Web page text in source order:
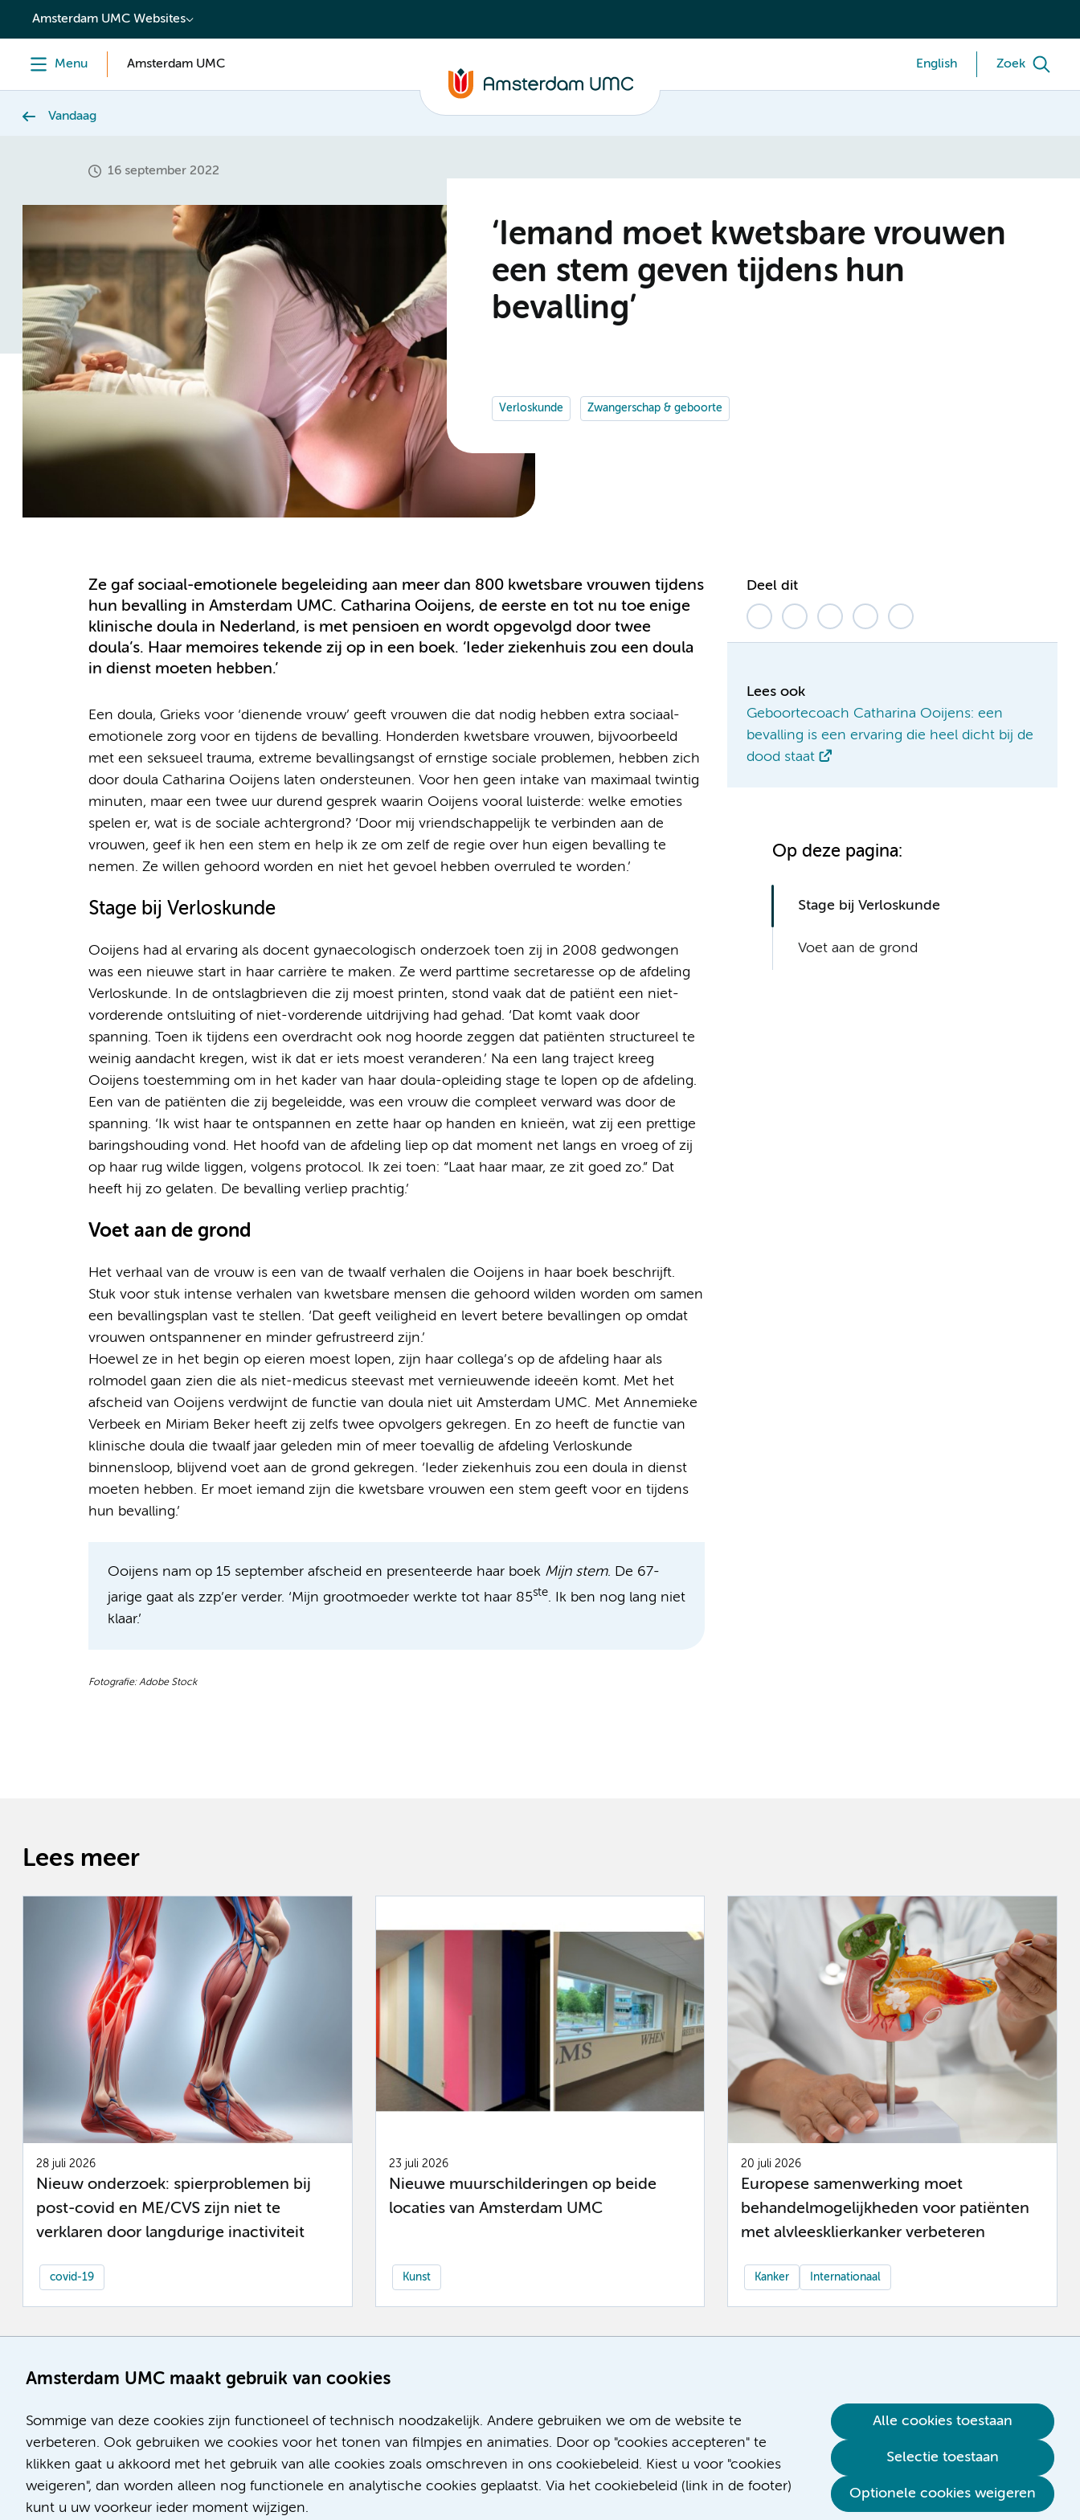
content
Amsterdam UMC maakt gebruik van cookies
Sommige van deze cookies zijn functioneel of technisch noodzakelijk. Andere gebruiken we om de website te
verbeteren. Ook gebruiken we cookies voor het tonen van filmpjes en animaties. Door op "cookies accepteren" te
klikken gaat u akkoord met het gebruik van alle cookies zoals omschreven in ons cookiebeleid. Kiest u voor "cookies
weigeren", dan worden alleen nog functionele en analytische cookies geplaatst. Via het cookiebeleid (link in de footer)
kunt u uw voorkeur ieder moment wijzigen.
Alle cookies toestaan
Selectie toestaan
Optionele cookies weigeren
Amsterdam UMC Websites
Menu Amsterdam UMC English Zoek
Vandaag
16 september 2022
‘Iemand moet kwetsbare vrouwen
een stem geven tijdens hun
bevalling’
Verloskunde Zwangerschap & geboorte
Ze gaf sociaal-emotionele begeleiding aan meer dan 800 kwetsbare vrouwen tijdens
hun bevalling in Amsterdam UMC. Catharina Ooijens, de eerste en tot nu toe enige
klinische doula in Nederland, is met pensioen en wordt opgevolgd door twee
doula’s. Haar memoires tekende zij op in een boek. ‘Ieder ziekenhuis zou een doula
in dienst moeten hebben.’
Een doula, Grieks voor ‘dienende vrouw’ geeft vrouwen die dat nodig hebben extra sociaal-
emotionele zorg voor en tijdens de bevalling. Honderden kwetsbare vrouwen, bijvoorbeeld
met een seksueel trauma, extreme bevallingsangst of ernstige sociale problemen, hebben zich
door doula Catharina Ooijens laten ondersteunen. Voor hen geen intake van maximaal twintig
minuten, maar een twee uur durend gesprek waarin Ooijens vooral luisterde: welke emoties
spelen er, wat is de sociale achtergrond? ‘Door mij vriendschappelijk te verbinden aan de
vrouwen, geef ik hen een stem en help ik ze om zelf de regie over hun eigen bevalling te
nemen. Ze willen gehoord worden en niet het gevoel hebben overruled te worden.’
Stage bij Verloskunde
Ooijens had al ervaring als docent gynaecologisch onderzoek toen zij in 2008 gedwongen
was een nieuwe start in haar carrière te maken. Ze werd parttime secretaresse op de afdeling
Verloskunde. In de ontslagbrieven die zij moest printen, stond vaak dat de patiënt een niet-
vorderende ontsluiting of niet-vorderende uitdrijving had gehad. ‘Dat komt vaak door
spanning. Toen ik tijdens een overdracht ook nog hoorde zeggen dat patiënten structureel te
weinig aandacht kregen, wist ik dat er iets moest veranderen.’ Na een lang traject kreeg
Ooijens toestemming om in het kader van haar doula-opleiding stage te lopen op de afdeling.
Een van de patiënten die zij begeleidde, was een vrouw die compleet verward was door de
spanning. ‘Ik wist haar te ontspannen en zette haar op handen en knieën, wat zij een prettige
baringshouding vond. Het hoofd van de afdeling liep op dat moment net langs en vroeg of zij
op haar rug wilde liggen, volgens protocol. Ik zei toen: “Laat haar maar, ze zit goed zo.” Dat
heeft hij zo gelaten. De bevalling verliep prachtig.’
Voet aan de grond
Het verhaal van de vrouw is een van de twaalf verhalen die Ooijens in haar boek beschrijft.
Stuk voor stuk intense verhalen van kwetsbare mensen die gehoord wilden worden om samen
een bevallingsplan vast te stellen. ‘Dat geeft veiligheid en levert betere bevallingen op omdat
vrouwen ontspannener en minder gefrustreerd zijn.’
Hoewel ze in het begin op eieren moest lopen, zijn haar collega’s op de afdeling haar als
rolmodel gaan zien die als niet-medicus steevast met vernieuwende ideeën komt. Met het
afscheid van Ooijens verdwijnt de functie van doula niet uit Amsterdam UMC. Met Annemieke
Verbeek en Miriam Beker heeft zij zelfs twee opvolgers gekregen. En zo heeft de functie van
klinische doula die twaalf jaar geleden min of meer toevallig de afdeling Verloskunde
binnensloop, blijvend voet aan de grond gekregen. ‘Ieder ziekenhuis zou een doula in dienst
moeten hebben. Er moet iemand zijn die kwetsbare vrouwen een stem geeft voor en tijdens
hun bevalling.’
Ooijens nam op 15 september afscheid en presenteerde haar boek Mijn stem. De 67-
jarige gaat als zzp’er verder. ‘Mijn grootmoeder werkte tot haar 85ste. Ik ben nog lang niet
klaar.’
Fotografie: Adobe Stock
Deel dit
Lees ook
Geboortecoach Catharina Ooijens: een
bevalling is een ervaring die heel dicht bij de
dood staat
Op deze pagina:
Stage bij Verloskunde
Voet aan de grond
Lees meer
28 juli 2026
Nieuw onderzoek: spierproblemen bij
post-covid en ME/CVS zijn niet te
verklaren door langdurige inactiviteit
covid-19
23 juli 2026
Nieuwe muurschilderingen op beide
locaties van Amsterdam UMC
Kunst
20 juli 2026
Europese samenwerking moet
behandelmogelijkheden voor patiënten
met alvleesklierkanker verbeteren
Kanker Internationaal